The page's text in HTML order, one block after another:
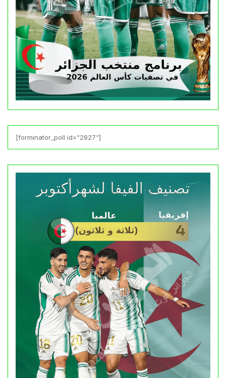
[forminator_poll id="2827"]